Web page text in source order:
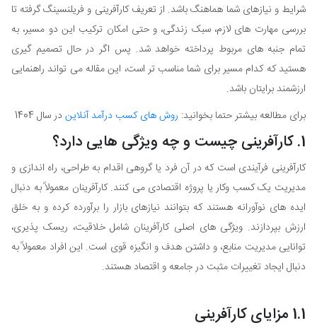
شرایط و نیازهای شما هماهنگ باشد. از تعریف کارآفرینی و فریلنسینگ گرفته تا
بررسی مهارت های لازم، سبک زندگی، و حتی امکان ترکیب این دو مسیر، به
تمام جنبه های مربوط پرداخته خواهد شد. پس اگر در حال تصمیم گیری
هستید که کدام مسیر برای شما مناسب تر است، این مقاله می تواند راهنمایی
ارزشمند برایتان باشد.
برای مطالعه بیشتر حتما بخوانید: روش های کسب درآمد آنلاین در سال 1404
1. کارآفرینی چیست و چه ویژگی هایی دارد؟
کارآفرینی فرآیندی است که در آن فرد یا گروهی اقدام به طراحی، راه اندازی و
مدیریت یک کسب وکار یا پروژه اقتصادی می کنند. کارآفرینان معمولاً به دنبال
ایده های نوآورانه هستند که بتوانند نیازهای بازار را برآورده کرده و به خلق
ارزش بپردازند. ویژگی های اصلی کارآفرینان شامل خلاقیت، ریسک پذیری،
توانایی مدیریت منابع، و داشتن هدف و انگیزه قوی است. این افراد معمولاً به
دنبال ایجاد تغییرات مثبت در جامعه و اقتصاد هستند.
1.1 مزایای کارآفرینی